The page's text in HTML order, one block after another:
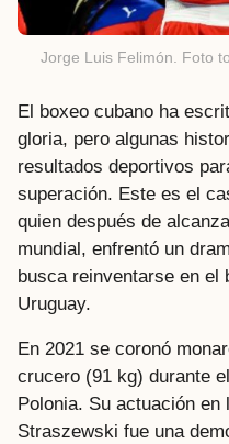
Jorge Luis Felimón. Foto
El boxeo cubano ha
gloria, pero algunas
resultados deportivos
superación. Este es el
quien después de
mundial, enfrentó un
busca reinventarse en el
Uruguay.
En 2021 se coronó
crucero (91 kg) durante
Polonia. Su actuación
Straszewski fue una